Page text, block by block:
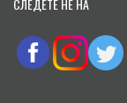
СЛЕДЕТЕ НЕ НА